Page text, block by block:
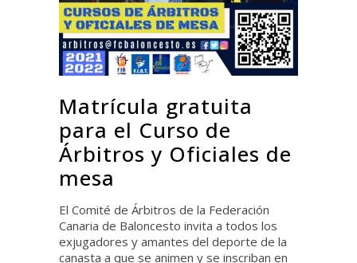
Matrícula gratuita
para el Curso de
Árbitros y Oficiales de
mesa
El Comité de Árbitros de la Federación
Canaria de Baloncesto invita a todos los
exjugadores y amantes del deporte de la
canasta a que se animen y se inscriban en